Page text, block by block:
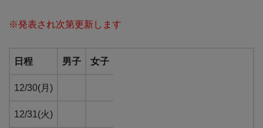
※発表され次第更新します
日程 男子 女子
12/30(月)
12/31(火)